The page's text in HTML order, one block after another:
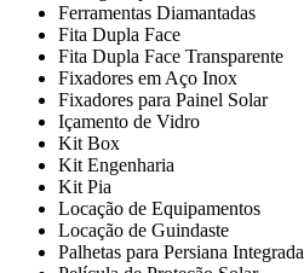
Ferramentas Diamantadas
Fita Dupla Face
Fita Dupla Face Transparente
Fixadores em Aço Inox
Fixadores para Painel Solar
Içamento de Vidro
Kit Box
Kit Engenharia
Kit Pia
Locação de Equipamentos
Locação de Guindaste
Palhetas para Persiana Integrada